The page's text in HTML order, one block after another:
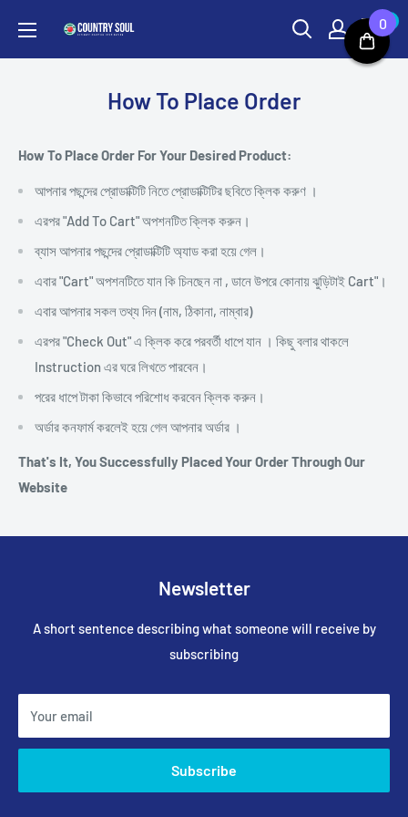
content
Country
How To Place Order
How To Place Order For Your Desired Product:
আপনার পছন্দেরপ্রোডাক্টিটি নিতেপ্রোডাক্টিটির ছবিতে ক্লিক করুণ ।
এরপর"Add To Cart" অপশনটিত ক্লিক করুন।
ব্যাস আপনারপছন্দেরপ্রোডাক্টিটি অ্যাড করা হয়ে গেল।
এবার "Cart" অপশনটিতে যান কি চিনছেন না , ডানে উপরে কোনায় ঝুড়িটাই Cart"।
এবার আপনার সকল তথ্য দিন (নাম, ঠিকানা, নাম্বার)
এরপর "Check Out" এ ক্লিক করে পরবর্তী ধাপে যান । কিছু বলার থাকলে
Instruction এর ঘরে লিখতে পারবেন।
পরের ধাপে টাকা কিভাবে পরিশোধ করবেন ক্লিক করুন।
অর্ডার কনফার্ম করলেই হয়ে গেল আপনার অর্ডার ।
That's It, You Successfully Placed Your Order Through Our
Website
Newsletter
A short sentence describing what someone will receive by
subscribing
Your email
Subscribe
0